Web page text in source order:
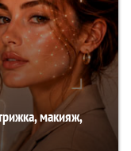
макияж,